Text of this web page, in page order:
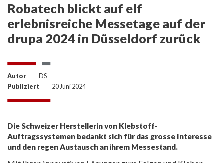
Robatech blickt auf elf
erlebnisreiche Messetage auf der
drupa 2024 in Düsseldorf zurück
Autor
DS
Publiziert
20 Juni 2024
Die Schweizer Herstellerin von Klebstoff-
Auftragssystemen bedankt sich für das grosse Interesse
und den regen Austausch an ihrem Messestand.